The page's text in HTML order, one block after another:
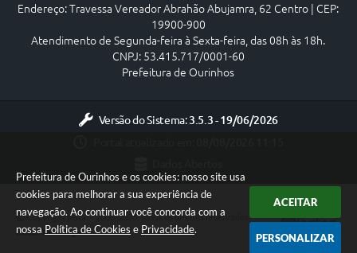
Prefeitura de Ourinhos e os cookies: nosso site usa
cookies para melhorar a sua experiência de
navegação. Ao continuar você concorda com a
nossa Política de Cookies e Privacidade.
ACEITAR
PERSONALIZAR
Endereço: Travessa Vereador Abrahão Abujamra, 62 Centro | CEP:
19900-900
Atendimento de Segunda-feira à Sexta-feira, das 08h às 18h.
CNPJ: 53.415.717/0001-60
Prefeitura de Ourinhos
Versão do Sistema:3.5.3 - 19/06/2026
Copyright Instar - 2006-2026. Todos os direitos reservados -
Instar Tecnologia